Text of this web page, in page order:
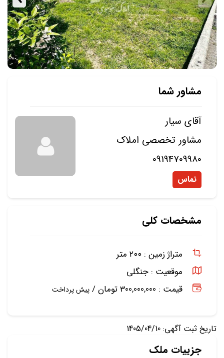
مشاور شما
آقای سیار
مشاور تخصصی املاک
09194709980
تماس
مشخصات کلی
متراژ زمین : ۲۰۰ متر
موقعیت : جنگلی
قیمت : 300,000,000 تومان /
پیش پرداخت
تاریخ ثبت آگهی: 1405/04/10
جزییات ملک